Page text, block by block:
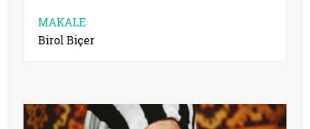
MAKALE
Birol Biçer